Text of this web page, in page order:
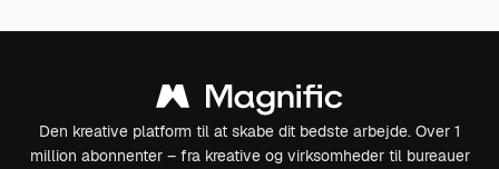
Den kreative platform til at skabe dit bedste arbejde. Over 1
million abonnenter – fra kreative og virksomheder til bureauer